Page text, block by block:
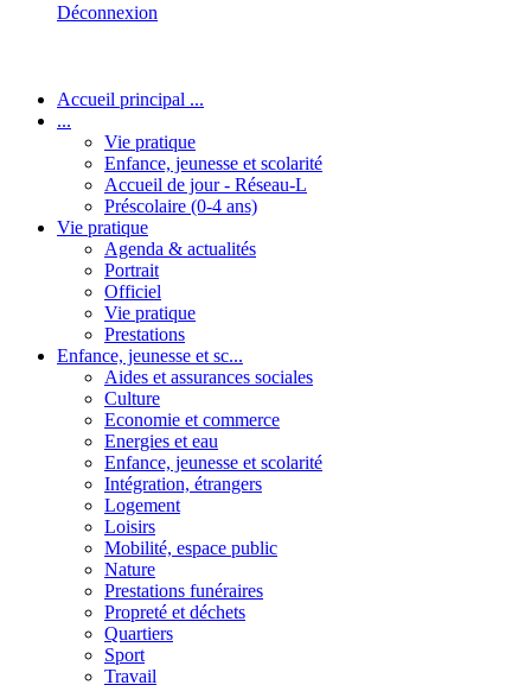
Déconnexion
Accueil principal ...
...
Vie pratique
Enfance, jeunesse et scolarité
Accueil de jour - Réseau-L
Préscolaire (0-4 ans)
Vie pratique
Agenda & actualités
Portrait
Officiel
Vie pratique
Prestations
Enfance, jeunesse et sc...
Aides et assurances sociales
Culture
Economie et commerce
Energies et eau
Enfance, jeunesse et scolarité
Intégration, étrangers
Logement
Loisirs
Mobilité, espace public
Nature
Prestations funéraires
Propreté et déchets
Quartiers
Sport
Travail